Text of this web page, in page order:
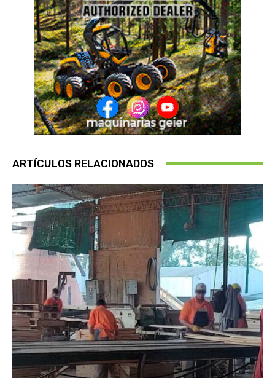
ARTÍCULOS RELACIONADOS